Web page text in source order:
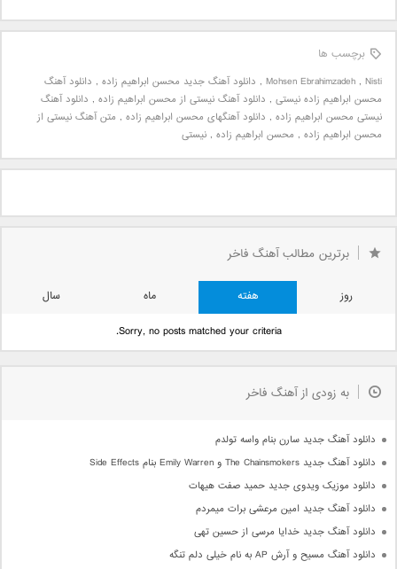
برچسب ها
Mohsen Ebrahimzadeh , Nisti
, دانلود آهنگ جدید محسن ابراهیم زاده , دانلود آهنگ
محسن ابراهیم زاده نیستی , دانلود آهنگ نیستی از محسن ابراهیم زاده , دانلود آهنگ
نیستی محسن ابراهیم زاده , دانلود آهنگهای محسن ابراهیم زاده , متن آهنگ نیستی از
محسن ابراهیم زاده , محسن ابراهیم زاده , نیستی
برترین مطالب آهنگ فاخر
روز هفته ماه
سال
Sorry, no posts matched your criteria.
به زودی از آهنگ فاخر
دانلود آهنگ جدید سارن بنام واسه تولدم
دانلود آهنگ جدید The Chainsmokers و Emily Warren بنام Side Effects
دانلود موزیک ویدوی جدید حمید صفت هیهات
دانلود آهنگ جدید امین مرعشی برات میمردم
دانلود آهنگ جدید خدایا مرسی از حسین تهی
دانلود آهنگ مسیح و آرش AP به نام خیلی دلم تنگه